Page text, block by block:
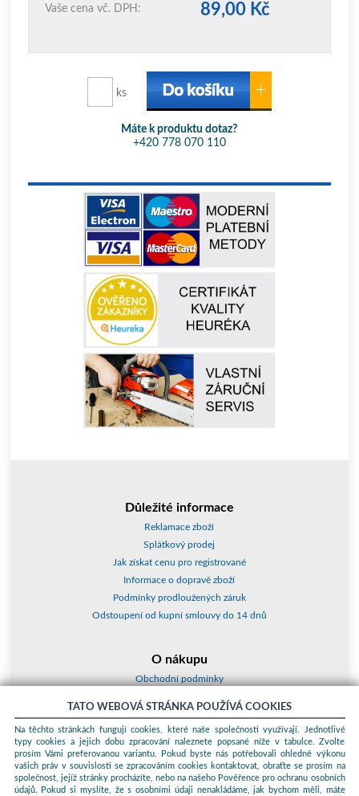
Vaše cena vč. DPH: 89,00 Kč
ks
Máte k produktu dotaz?
+420 778 070 110
Důležité informace
Reklamace zboží
Splátkový prodej
Jak získat cenu pro registrované
Informace o dopravě zboží
Podmínky prodloužených záruk
Odstoupení od kupní smlouvy do 14 dnů
O nákupu
Obchodní podmínky
Kontakty a adresy
Essox splátky
Podle zákona o evidenci tržeb je prodávající povinen vystavit kupujícímu
TATO WEBOVÁ STRÁNKA POUŽÍVÁ COOKIES
Na těchto stránkách fungují cookies, které naše společnosti využívají. Jednotlivé
typy cookies a jejich dobu zpracování naleznete popsané níže v tabulce. Zvolte
prosím Vámi preferovanou variantu. Pokud byste nás potřebovali ohledně výkonu
vašich práv v souvislosti se zpracováním cookies kontaktovat, obraťte se prosím na
společnost, jejíž stránky procházíte, nebo na našeho Pověřence pro ochranu osobních
údajů. Pokud si myslíte, že s osobními údaji nenakládáme, jak bychom měli, máte